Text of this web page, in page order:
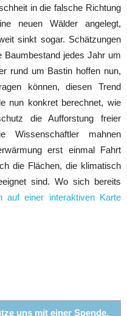
in die falsche Richtung
neuen Wälder angelegt,
sinkt sogar. Schätzungen
Baumbestand jedes Jahr um
rund um Bastin hoffen nun,
können, diesen Trend
nun konkret berechnet, wie
die Aufforstung freier
Wissenschaftler mahnen
erst einmal Fahrt
die Flächen, die klimatisch
sind. Wo sich bereits
auf einer interaktiven Karte
uns mit einer Spende.